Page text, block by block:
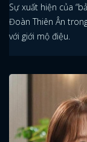
Sự xuất hiện của
Đoàn Thiên Ân
với giới mộ điệu.